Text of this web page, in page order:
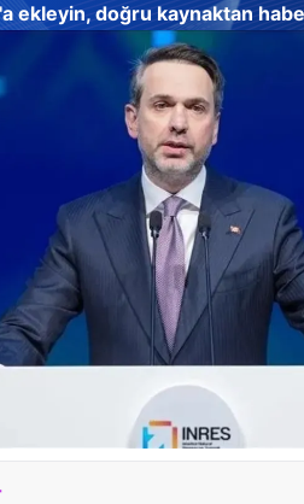
ekleyin, doğru kaynaktan